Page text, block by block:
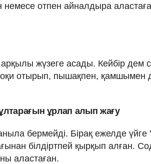
немесе отпен айналдыра
жүзеге асады. Кейбір дем
оқи отырып, пышақпен, қамшымен
ұрлап алып жағу
бермейді. Бірақ ежелде үйге
білдіртпей қырқып алған.
аластаған.